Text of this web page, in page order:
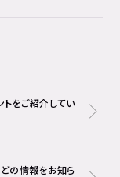
トをご紹介してい
の情報をお知ら